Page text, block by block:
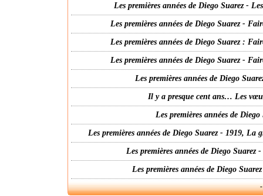
Les premières années de Diego Suarez -
Les premières années de Diego Suarez -
Les premières années de Diego Suarez :
Les premières années de Diego Suarez -
Les premières années de Diego
Il y a presque cent ans… Les
Les premières années de
Les premières années de Diego Suarez - 1919,
Les premières années de Diego
Les premières années de Diego